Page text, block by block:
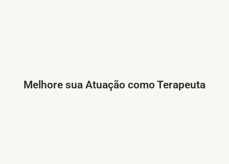
Melhore sua Atuação como Terapeuta